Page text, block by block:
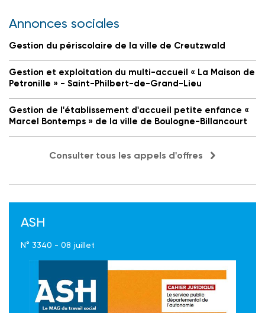
Annonces sociales
Gestion du périscolaire de la ville de Creutzwald
Gestion et exploitation du multi-accueil « La Maison de
Petronille » - Saint-Philbert-de-Grand-Lieu
Gestion de l'établissement d'accueil petite enfance «
Marcel Bontemps » de la ville de Boulogne-Billancourt
Consulter tous les appels d'offres
ASH
N° 3340 - 08 juillet